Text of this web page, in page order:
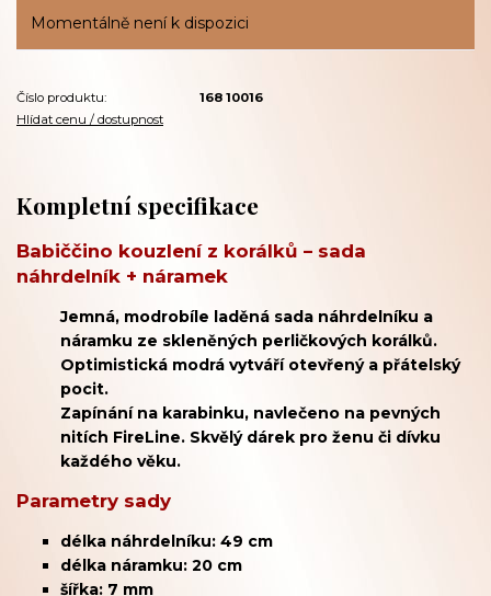
Momentálně není k dispozici
Číslo produktu:
168 10016
Hlídat cenu / dostupnost
Kompletní specifikace
Babiččino kouzlení z korálků – sada
náhrdelník + náramek
Jemná, modrobíle laděná sada náhrdelníku a
náramku ze skleněných perličkových korálků.
Optimistická modrá vytváří otevřený a přátelský
pocit.
Zapínání na karabinku, navlečeno na pevných
nitích FireLine. Skvělý dárek pro ženu či dívku
každého věku.
Parametry sady
délka náhrdelníku: 49 cm
délka náramku: 20 cm
šířka: 7 mm